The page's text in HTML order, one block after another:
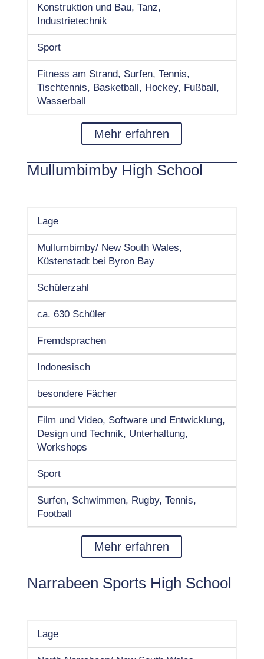
Konstruktion und Bau, Tanz,
Industrietechnik
Sport
Fitness am Strand, Surfen, Tennis,
Tischtennis, Basketball, Hockey, Fußball,
Wasserball
Mehr erfahren
Mullumbimby High School
Lage
Mullumbimby/ New South Wales,
Küstenstadt bei Byron Bay
Schülerzahl
ca. 630 Schüler
Fremdsprachen
Indonesisch
besondere Fächer
Film und Video, Software und Entwicklung,
Design und Technik, Unterhaltung,
Workshops
Sport
Surfen, Schwimmen, Rugby, Tennis,
Football
Mehr erfahren
Narrabeen Sports High School
Lage